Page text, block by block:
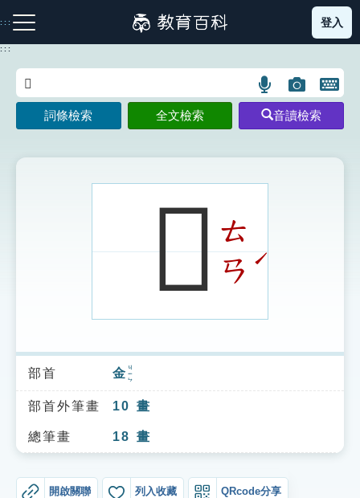
到
主
:::
注音索引圖示 筆畫索引圖示 部首索引表圖示
索引選單
知識索引
單字索引
登入
:::
語
言
搜
示
圖
片
搜
開
鍵
圖
詞條檢索 全文檢索 音讀檢索
𨪒ㄊ
ㄢˊ
部首 金 ㄐㄧㄣ
部首外筆畫 10 畫
總筆畫 18 畫
開啟關聯 列入收藏 QRcode分享